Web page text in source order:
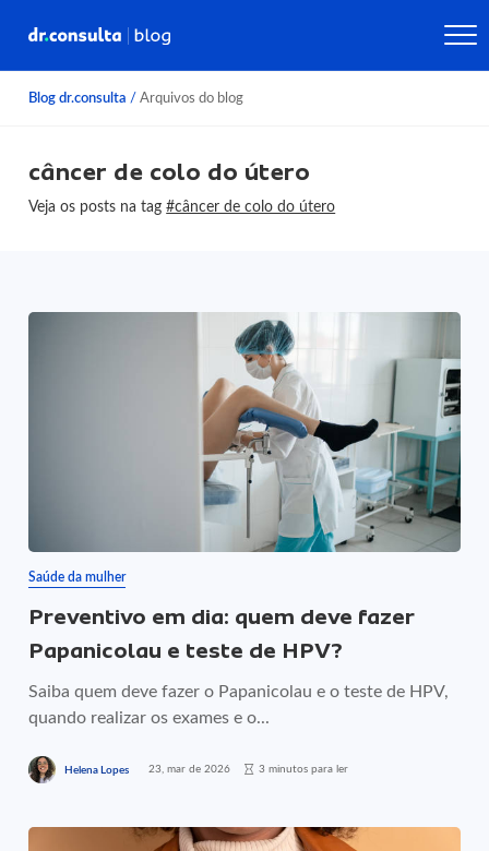
Blog dr.consulta / Arquivos do blog
câncer de colo do útero
Veja os posts na tag#câncer de colo do útero
Saúde da mulher
Preventivo em dia: quem deve fazer
Papanicolau e teste de HPV?
Saiba quem deve fazer o Papanicolau e o teste de HPV,
quando realizar os exames e o...
Helena Lopes 23, mar de 2026 3 minutos para ler